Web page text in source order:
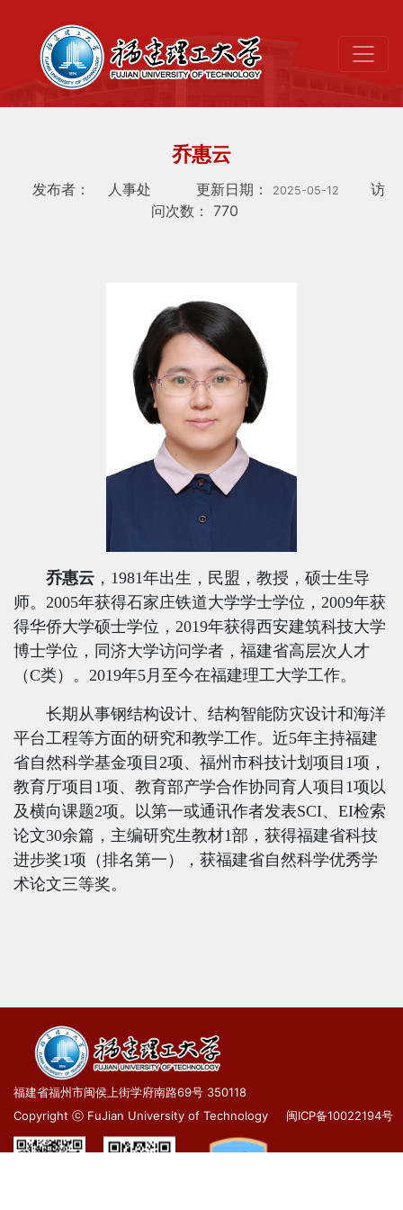
乔惠云
发布者： 人事处 更新日期： 2025-05-12
访
问次数： 770
乔惠云 ， 1981年出生，民盟，教授，硕士生导
师。 2005年获得石家庄铁道大学学士学位， 2009年获
得华侨大学硕士学位， 2019年获得西安建筑科技大学
博士学位，同济大学访问学者，福建省高层次人才
（C类）。 2019年5月至今在福建理工大学工作。
长期从事钢结构设计、结构智能防灾设计和海洋
平台工程等方面的研究和教学工作。近5年主持福建
省自然科学基金项目 2项、福州市科技计划项目 1项，
教育厅项目 1项、教育部产学合作协同育人项目 1项以
及横向课题2项。以第一或通讯作者发表SCI、 EI检索
论文30余篇，主编研究生教材1部，获得福建省科技
进步奖1项（排名第一），获福建省自然科学优秀学
术论文三等奖。
福建省福州市闽侯上街学府南路69号 350118
Copyright ⓒ FuJian University of Technology
闽ICP备10022194号